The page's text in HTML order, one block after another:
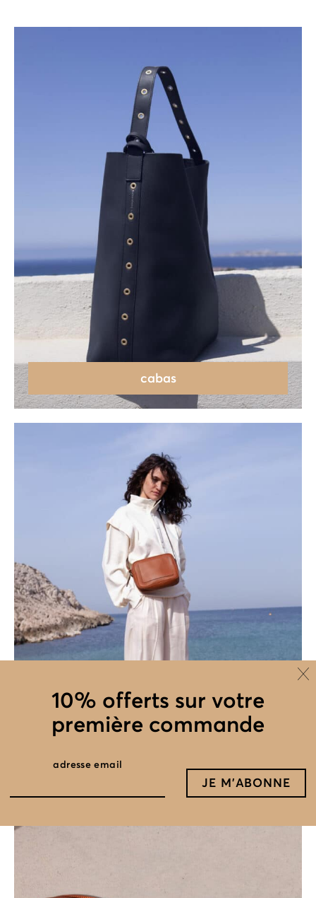
cabas
bandoulière
10% offerts sur votre
première commande
adresse email